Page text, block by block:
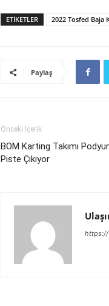
ETIKETLER 2022 Tosfed Baja
Paylaş
Önceki İçerik
BOM Karting Takımı
Piste Çıkıyor
https://